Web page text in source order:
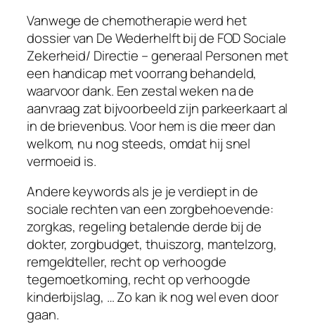
Vanwege de chemotherapie werd het
dossier van De Wederhelft bij de FOD Sociale
Zekerheid/ Directie – generaal Personen met
een handicap met voorrang behandeld,
waarvoor dank. Een zestal weken na de
aanvraag zat bijvoorbeeld zijn parkeerkaart al
in de brievenbus. Voor hem is die meer dan
welkom, nu nog steeds, omdat hij snel
vermoeid is.
Andere keywords als je je verdiept in de
sociale rechten van een zorgbehoevende:
zorgkas, regeling betalende derde bij de
dokter, zorgbudget, thuiszorg, mantelzorg,
remgeldteller, recht op verhoogde
tegemoetkoming, recht op verhoogde
kinderbijslag, … Zo kan ik nog wel even door
gaan.